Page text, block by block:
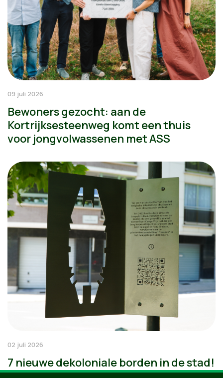
09 juli 2026
Bewoners gezocht: aan de
Kortrijksesteenweg komt een thuis
voor jongvolwassenen met ASS
02 juli 2026
7 nieuwe dekoloniale borden in de stad!